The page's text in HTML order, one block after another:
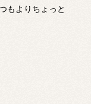
もよりちょっと